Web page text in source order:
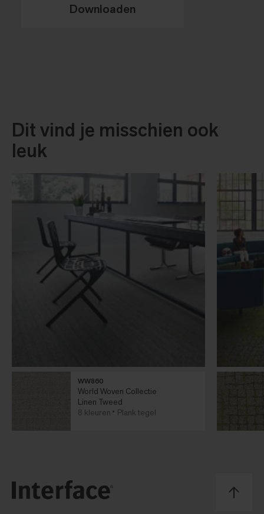
Downloaden
Dit vind je misschien ook
leuk
WW860
World Woven Collectie
Linen Tweed
8 kleuren
Plank tegel